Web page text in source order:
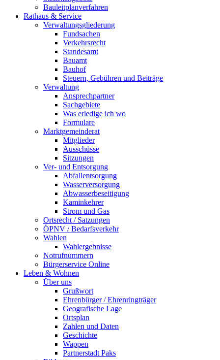
Bauleitplanverfahren
Rathaus & Service
Verwaltungsgliederung
Fundsachen
Verkehrsrecht
Standesamt
Bauamt
Bauhof
Steuern, Gebühren und Beiträge
Verwaltung
Ansprechpartner
Sachgebiete
Was erledige ich wo
Formulare
Marktgemeinderat
Mitglieder
Ausschüsse
Sitzungen
Ver- und Entsorgung
Abfallentsorgung
Wasserversorgung
Abwasserbeseitigung
Kaminkehrer
Strom und Gas
Ortsrecht / Satzungen
ÖPNV / Bedarfsverkehr
Wahlen
Wahlergebnisse
Notrufnummern
Bürgerservice Online
Leben & Wohnen
Über uns
Grußwort
Ehrenbürger / Ehrenringträger
Geografische Lage
Ortsplan
Zahlen und Daten
Geschichte
Wappen
Partnerstadt Paks